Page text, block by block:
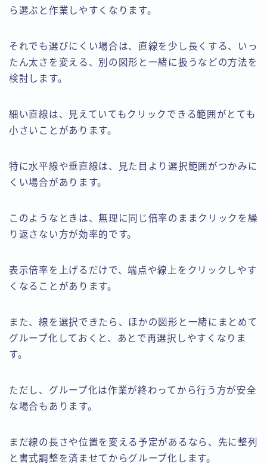
ら選ぶと作業しやすくなります。
それでも選びにくい場合は、直線を少し長くする、いっ
たん太さを変える、別の図形と一緒に扱うなどの方法を
検討します。
細い直線は、見えていてもクリックできる範囲がとても
小さいことがあります。
特に水平線や垂直線は、見た目より選択範囲がつかみに
くい場合があります。
このようなときは、無理に同じ倍率のままクリックを繰
り返さない方が効率的です。
表示倍率を上げるだけで、端点や線上をクリックしやす
くなることがあります。
また、線を選択できたら、ほかの図形と一緒にまとめて
グループ化しておくと、あとで再選択しやすくなりま
す。
ただし、グループ化は作業が終わってから行う方が安全
な場合もあります。
まだ線の長さや位置を変える予定があるなら、先に整列
と書式調整を済ませてからグループ化します。